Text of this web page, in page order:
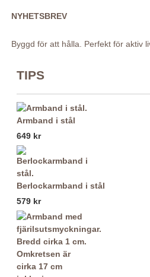
NYHETSBREV
Byggd för att hålla. Perfekt för aktiv
TIPS
Armband i stål
649 kr
Berlockarmband i stål
579 kr